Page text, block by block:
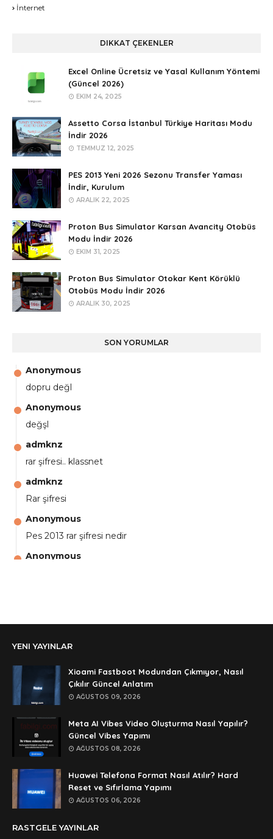
İnternet
DIKKAT ÇEKENLER
Excel Online Ücretsiz ve Yasal Kullanım Yöntemi
(Güncel 2026)
EKIM 24, 2025
Assetto Corsa İstanbul Türkiye Haritası Modu
İndir 2026
TEMMUZ 12, 2025
PES 2013 Yeni 2026 Sezonu Transfer Yaması
İndir, Kurulum
ARALIK 22, 2025
Proton Bus Simulator Karsan Avancity Otobüs
Modu İndir 2026
EKIM 31, 2025
Proton Bus Simulator Otokar Kent Körüklü
Otobüs Modu İndir 2026
ARALIK 30, 2025
SON YORUMLAR
Anonymous
dopru değl
Anonymous
değşl
admknz
rar şifresi.. klassnet
admknz
Rar şifresi
Anonymous
Pes 2013 rar şifresi nedir
Anonymous
şifre ?
Anonymous
şifre ögrenebilirmiyim
Anonymous
🥰🥰🥰
Anonymous
dedezıplatan31 beğend👌
Anonymous
rar dosyasının şifresi nedir
YENI YAYINLAR
Xioami Fastboot Modundan Çıkmıyor, Nasıl
Çıkılır Güncel Anlatım
AĞUSTOS 09, 2026
Meta AI Vibes Video Oluşturma Nasıl Yapılır?
Güncel Vibes Yapımı
AĞUSTOS 08, 2026
Huawei Telefona Format Nasıl Atılır? Hard
Reset ve Sıfırlama Yapımı
AĞUSTOS 06, 2026
RASTGELE YAYINLAR